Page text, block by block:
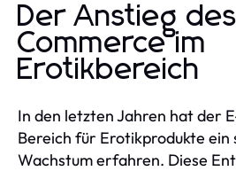
Der Anstieg
Commerce im
Erotikbereich
In den letzten Jahren hat der
Bereich für Erotikprodukte ein
Wachstum erfahren. Diese